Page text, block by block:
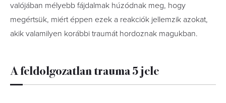
valójában mélyebb fájdalmak húzódnak meg, hogy
megértsük, miért éppen ezek a reakciók jellemzik azokat,
akik valamilyen korábbi traumát hordoznak magukban.
A feldolgozatlan trauma 5 jele